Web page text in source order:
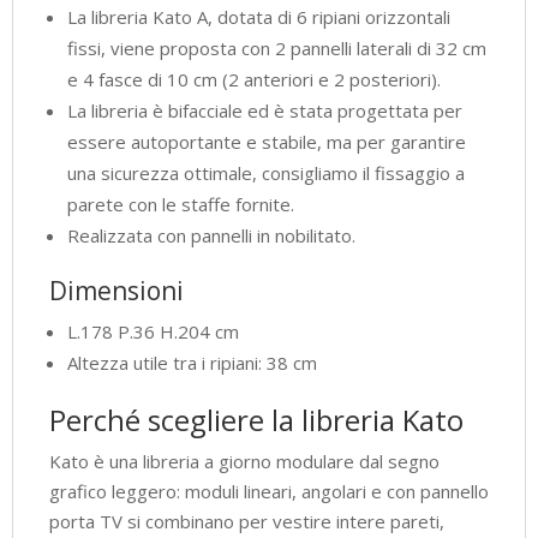
La libreria Kato A, dotata di 6 ripiani orizzontali
fissi, viene proposta con 2 pannelli laterali di 32 cm
e 4 fasce di 10 cm (2 anteriori e 2 posteriori).
La libreria è bifacciale ed è stata progettata per
essere autoportante e stabile, ma per garantire
una sicurezza ottimale, consigliamo il fissaggio a
parete con le staffe fornite.
Realizzata con pannelli in nobilitato.
Dimensioni
L.178 P.36 H.204 cm
Altezza utile tra i ripiani: 38 cm
Perché scegliere la libreria Kato
Kato è una libreria a giorno modulare dal segno
grafico leggero: moduli lineari, angolari e con pannello
porta TV si combinano per vestire intere pareti,